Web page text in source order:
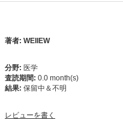
著者: WEIIEW
分野: 医学
査読期間: 0.0 month(s)
結果: 保留中＆不明
レビューを書く